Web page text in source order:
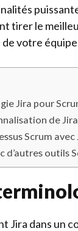
tirer le
votre
Jira pour
de
Scrum avec
d’autres outils
Jira dans un